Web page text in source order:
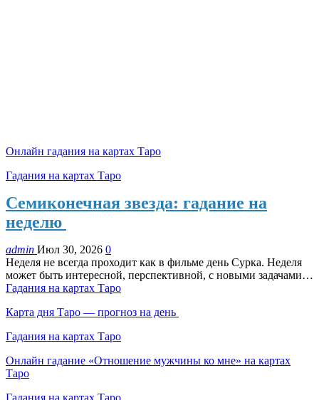
Онлайн гадания на картах Таро
Гадания на картах Таро
Семиконечная звезда: гадание на
неделю
admin Июл 30, 2026 0
Неделя не всегда проходит как в фильме день Сурка. Неделя
может быть интересной, перспективной, с новыми задачами…
Гадания на картах Таро
Карта дня Таро — прогноз на день
Гадания на картах Таро
Онлайн гадание «Отношение мужчины ко мне» на картах
Таро
Гадания на картах Таро